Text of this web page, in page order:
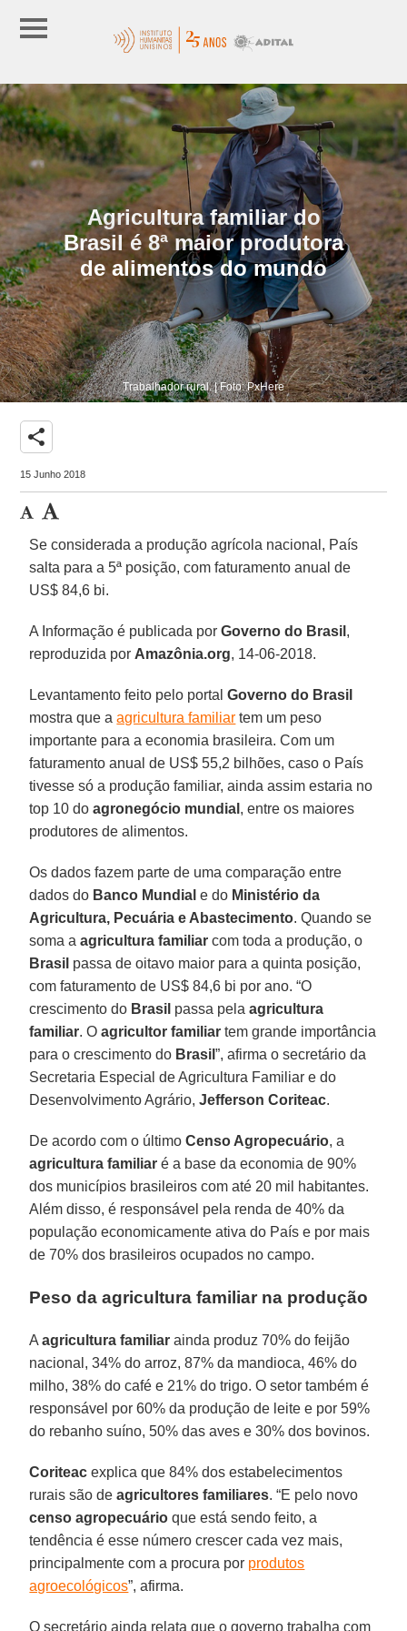
Agricultura familiar do
Brasil é 8ª maior produtora
de alimentos do mundo
Trabalhador rural. | Foto: PxHere
share
15 Junho 2018
Se considerada a produção agrícola nacional, País
salta para a 5ª posição, com faturamento anual de
US$ 84,6 bi.
A Informação é publicada porGoverno do Brasil ,
reproduzida por Amazônia.org, 14-06-2018.
Levantamento feito pelo portalGoverno do Brasil
mostra que aagricultura familiar tem um peso
importante para a economia brasileira. Com um
faturamento anual de US$ 55,2 bilhões, caso o País
tivesse só a produção familiar, ainda assim estaria no
top 10 doagronegócio mundial , entre os maiores
produtores de alimentos.
Os dados fazem parte de uma comparação entre
dados do Banco Mundial e do Ministério da
Agricultura, Pecuária e Abastecimento. Quando se
soma aagricultura familiar com toda a produção, o
Brasil passa de oitavo maior para a quinta posição,
com faturamento de US$ 84,6 bi por ano. “O
crescimento do Brasil passa pelaagricultura
familiar. Oagricultor familiar tem grande importância
para o crescimento do Brasil”, afirma o secretário da
Secretaria Especial de Agricultura Familiar e do
Desenvolvimento Agrário, Jefferson Coriteac.
De acordo com o últimoCenso Agropecuário, a
agricultura familiar é a base da economia de 90%
dos municípios brasileiros com até 20 mil habitantes.
Além disso, é responsável pela renda de 40% da
população economicamente ativa do País e por mais
de 70% dos brasileiros ocupados no campo.
Peso da agricultura familiar na produção
Aagricultura familiar ainda produz 70% do feijão
nacional, 34% do arroz, 87% da mandioca, 46% do
milho, 38% do café e 21% do trigo. O setor também é
responsável por 60% da produção de leite e por 59%
do rebanho suíno, 50% das aves e 30% dos bovinos.
Coriteac explica que 84% dos estabelecimentos
rurais são deagricultores familiares. “E pelo novo
censo agropecuário que está sendo feito, a
tendência é esse número crescer cada vez mais,
principalmente com a procura por produtos
agroecológicos”, afirma.
O secretário ainda relata que o governo trabalha com